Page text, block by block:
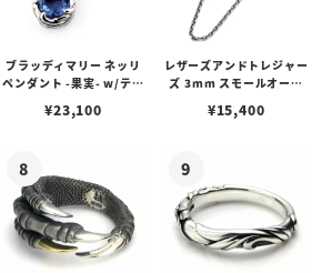
ブラッディマリー ネッリ
ペンダント -果実- w/ティ
¥23,100
レザーズアンドトレジャー
ズ 3mm スモールオーバ
ブスタークラスプ＆LTロ
¥15,400